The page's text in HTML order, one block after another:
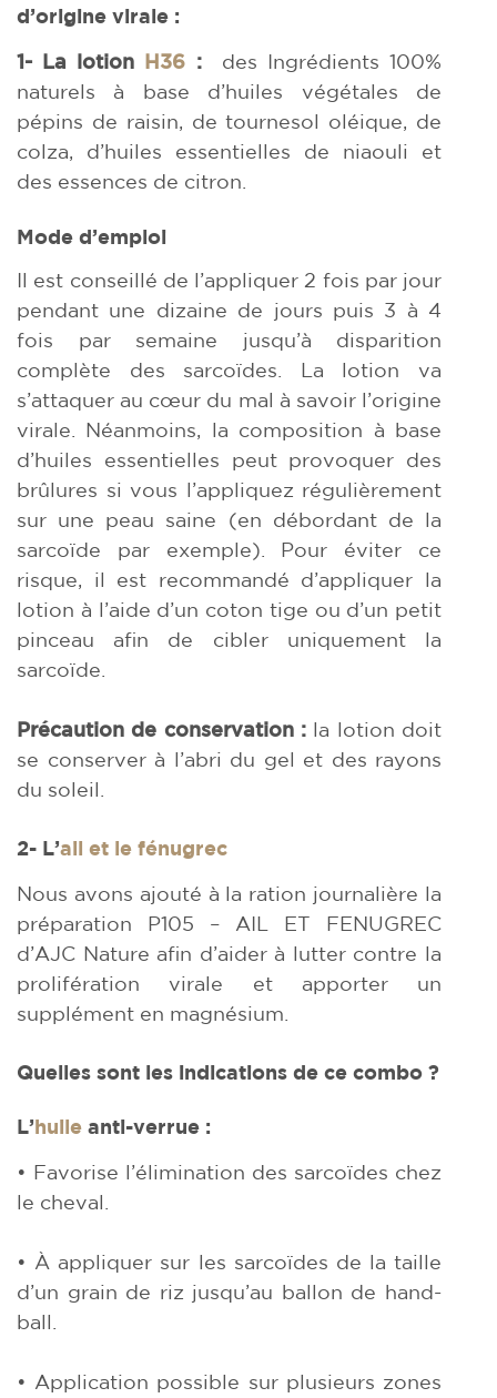
d’origine virale :
1- La lotion H36 :des Ingrédients 100%
naturels à base d’huiles végétales de
pépins de raisin, de tournesol oléique, de
colza, d’huiles essentielles de niaouli et
des essences de citron.
Mode d’emploi
Il est conseillé de l’appliquer 2 fois par jour
pendant une dizaine de jours puis 3 à 4
fois par semaine jusqu’à disparition
complète des sarcoïdes. La lotion va
s’attaquer au cœur du mal à savoir l’origine
virale. Néanmoins, la composition à base
d’huiles essentielles peut provoquer des
brûlures si vous l’appliquez régulièrement
sur une peau saine (en débordant de la
sarcoïde par exemple). Pour éviter ce
risque, il est recommandé d’appliquer la
lotion à l’aide d’un coton tige ou d’un petit
pinceau afin de cibler uniquement la
sarcoïde.
Précaution de conservation : la lotion doit
se conserver à l’abri du gel et des rayons
du soleil.
2- L’ail et le fénugrec
Nous avons ajouté à la ration journalière la
préparation P105 – AIL ET FENUGREC
d’AJC Nature afin d’aider à lutter contre la
prolifération virale et apporter un
supplément en magnésium.
Quelles sont les indications de ce combo ?
L’huile anti-verrue :
• Favorise l’élimination des sarcoïdes chez
le cheval.
• À appliquer sur les sarcoïdes de la taille
d’un grain de riz jusqu’au ballon de hand-
ball.
• Application possible sur plusieurs zones